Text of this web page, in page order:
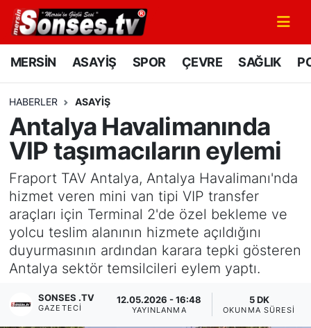
MERSİN ASAYİŞ SPOR ÇEVRE SAĞLIK
HABERLER ASAYİŞ
Antalya Havalimanında
VIP taşımacıların eylemi
Fraport TAV Antalya, Antalya Havalimanı'nda
hizmet veren mini van tipi VIP transfer
araçları için Terminal 2'de özel bekleme ve
yolcu teslim alanının hizmete açıldığını
duyurmasının ardından karara tepki gösteren
Antalya sektör temsilcileri eylem yaptı.
SONSES .TV
GAZETECI
12.05.2026 - 16:48
YAYINLANMA
5 DK
OKUNMA SÜRESI
MERSİN
SPOR
GÜNÜN MANŞETİ
DÜNYA
KÜLTÜR - SANAT
MAGAZİN
SAĞLIK
Mersin Nöbetçi Eczaneler
Mersin Namaz Vakitleri
Mersin Trafik Yoğunluk Haritası
Süper Lig Puan Durumu ve Fikstür
Tüm Manşetler
Son Dakika Haberleri
Haber Arşivi